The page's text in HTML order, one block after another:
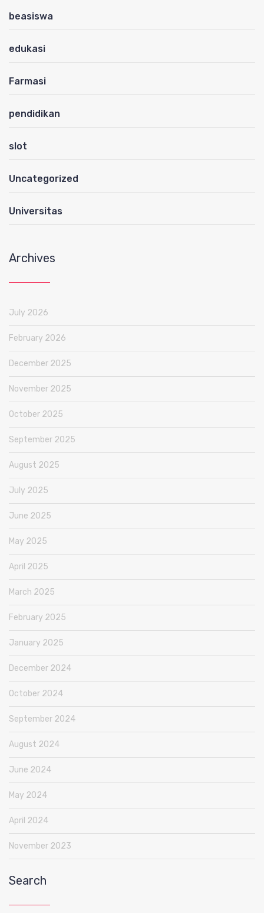
beasiswa
edukasi
Farmasi
pendidikan
slot
Uncategorized
Universitas
Archives
July 2026
February 2026
December 2025
November 2025
October 2025
September 2025
August 2025
July 2025
June 2025
May 2025
April 2025
March 2025
February 2025
January 2025
December 2024
October 2024
September 2024
August 2024
June 2024
May 2024
April 2024
November 2023
Search